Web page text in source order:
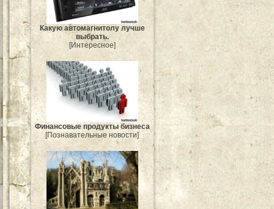
Какую автомагнитолу лучше
выбрать.
[Интересное]
Финансовые продукты бизнеса
[Познавательные новости]